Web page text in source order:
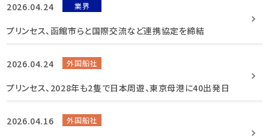
2026.04.24 業界
プリンセス、函館市らと国際交流など連携協定を締結
2026.04.24 外国船社
プリンセス、2028年も2隻で日本周遊、東京母港に40出発日
2026.04.16 外国船社